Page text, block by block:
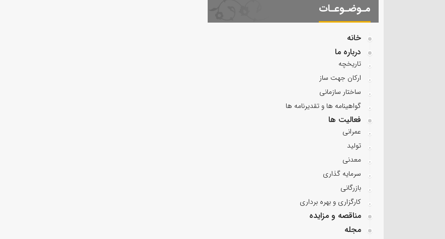
مـوضـوعـات
خانه
درباره ما
تاریخچه
ارکان جهت ساز
ساختار سازمانی
گواهینامه ها و تقدیرنامه ها
فعالیت ها
عمرانی
تولید
معدنی
سرمایه گذاری
بازرگانی
کارگزاری و بهره برداری
مناقصه و مزایده
مجله